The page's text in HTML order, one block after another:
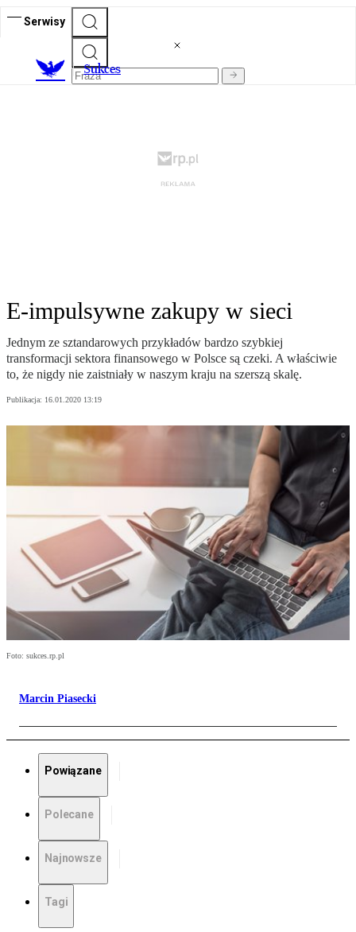
Serwisy
Sukces
E-impulsywne zakupy w sieci
Jednym ze sztandarowych przykładów bardzo szybkiej
transformacji sektora finansowego w Polsce są czeki. A właściwie
to, że nigdy nie zaistniały w naszym kraju na szerszą skalę.
Publikacja: 16.01.2020 13:19
Foto: sukces.rp.pl
Marcin Piasecki
Powiązane
Polecane
Najnowsze
Tagi